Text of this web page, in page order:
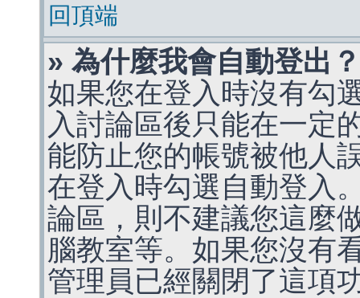
回頂端
» 為什麼我會自動登出？
如果您在登入時沒有勾
入討論區後只能在一定
能防止您的帳號被他人
在登入時勾選自動登入
論區，則不建議您這麼
腦教室等。如果您沒有
管理員已經關閉了這項